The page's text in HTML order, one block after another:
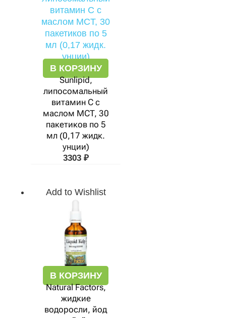
В КОРЗИНУ
Sunlipid,
липосомальный
витамин C с
маслом MCT, 30
пакетиков по 5
мл (0,17 жидк.
унции)
3303 ₽
Add to Wishlist
В КОРЗИНУ
Natural Factors,
жидкие
водоросли, йод